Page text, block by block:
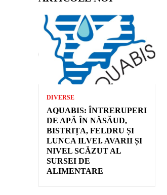
DIVERSE
AQUABIS: ÎNTRERUPERI
DE APĂ ÎN NĂSĂUD,
BISTRIȚA, FELDRU ȘI
LUNCA ILVEI. AVARII ȘI
NIVEL SCĂZUT AL
SURSEI DE
ALIMENTARE